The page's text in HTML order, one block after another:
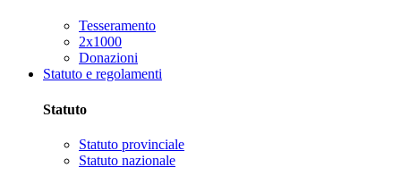
Tesseramento
2x1000
Donazioni
Statuto e regolamenti
Statuto
Statuto provinciale
Statuto nazionale